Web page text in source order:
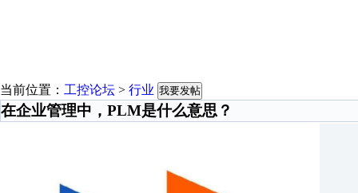
当前位置： 工控论坛 > 行业 我要发帖
在企业管理中，PLM是什么意思？